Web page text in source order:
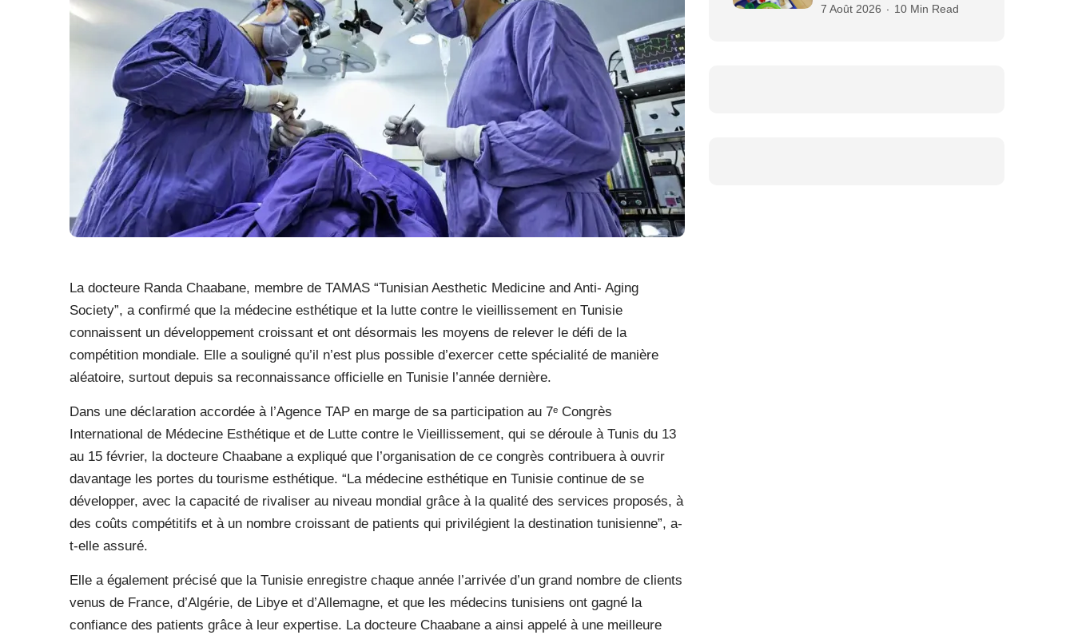
La docteure Randa Chaabane, membre de TAMAS “Tunisian Aesthetic Medicine and Anti- Aging
Society”, a confirmé que la médecine esthétique et la lutte contre le vieillissement en Tunisie
connaissent un développement croissant et ont désormais les moyens de relever le défi de la
compétition mondiale. Elle a souligné qu’il n’est plus possible d’exercer cette spécialité de manière
aléatoire, surtout depuis sa reconnaissance officielle en Tunisie l’année dernière.
Dans une déclaration accordée à l’Agence TAP en marge de sa participation au 7ᵉ Congrès
International de Médecine Esthétique et de Lutte contre le Vieillissement, qui se déroule à Tunis du 13
au 15 février, la docteure Chaabane a expliqué que l’organisation de ce congrès contribuera à ouvrir
davantage les portes du tourisme esthétique. “La médecine esthétique en Tunisie continue de se
développer, avec la capacité de rivaliser au niveau mondial grâce à la qualité des services proposés, à
des coûts compétitifs et à un nombre croissant de patients qui privilégient la destination tunisienne”, a-
t-elle assuré.
Elle a également précisé que la Tunisie enregistre chaque année l’arrivée d’un grand nombre de clients
venus de France, d’Algérie, de Libye et d’Allemagne, et que les médecins tunisiens ont gagné la
confiance des patients grâce à leur expertise. La docteure Chaabane a ainsi appelé à une meilleure
7 Août 2026 10 Min Read